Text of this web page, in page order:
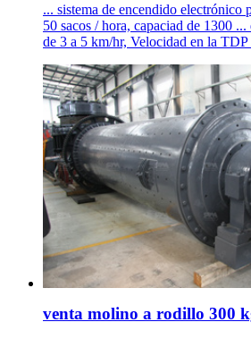
... sistema de encendido electrónico
50 sacos / hora, capaciad de 1300
de 3 a 5 km/hr, Velocidad en la TDP
venta molino a rodillo 300